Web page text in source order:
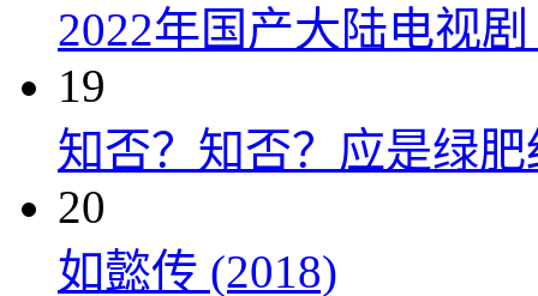
2022年国产大陆电视
19
知否？知否？应是绿肥
20
如懿传 (2018)